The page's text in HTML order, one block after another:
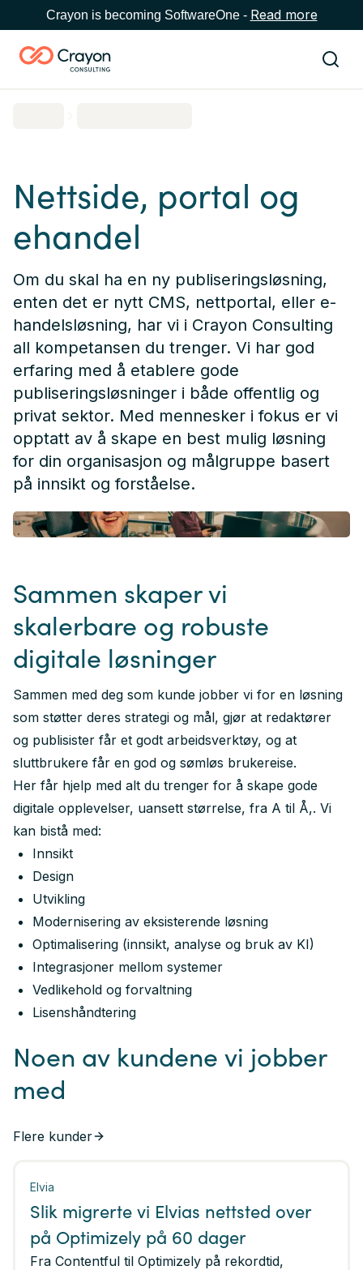
Crayon is becoming SoftwareOne - Read more
Nettside, portal og
ehandel
Om du skal ha en ny publiseringsløsning,
enten det er nytt CMS, nettportal, eller e-
handelsløsning, har vi i Crayon Consulting
all kompetansen du trenger. Vi har god
erfaring med å etablere gode
publiseringsløsninger i både offentlig og
privat sektor. Med mennesker i fokus er vi
opptatt av å skape en best mulig løsning
for din organisasjon og målgruppe basert
på innsikt og forståelse.
Glad utvikler ved pulten sin på Trondheim-kontoret
Sammen skaper vi
skalerbare og robuste
digitale løsninger
Sammen med deg som kunde jobber vi for en løsning
som støtter deres strategi og mål, gjør at redaktører
og publisister får et godt arbeidsverktøy, og at
sluttbrukere får en god og sømløs brukereise.
Her får hjelp med alt du trenger for å skape gode
digitale opplevelser, uansett størrelse, fra A til Å,. Vi
kan bistå med:
Innsikt
Design
Utvikling
Modernisering av eksisterende løsning
Optimalisering (innsikt, analyse og bruk av KI)
Integrasjoner mellom systemer
Vedlikehold og forvaltning
Lisenshåndtering
Noen av kundene vi jobber
med
Flere kunder
Elvia
Slik migrerte vi Elvias nettsted over
på Optimizely på 60 dager
Fra Contentful til Optimizely på rekordtid,